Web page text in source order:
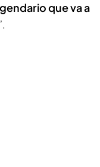
que va a